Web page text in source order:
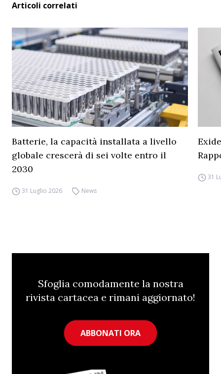
Articoli correlati
Batterie, la capacità installata a livello
globale crescerà di sei volte entro il
2030
31 Luglio 2026 News
31
Sfoglia comodamente la nostra
rivista cartacea e rimani aggiornato!
ABBONATI ORA